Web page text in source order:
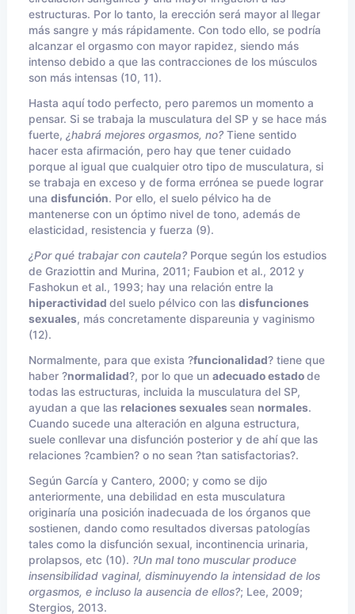
estructuras. Por lo tanto, la erección será mayor al llegar
más sangre y más rápidamente. Con todo ello, se podría
alcanzar el orgasmo con mayor rapidez, siendo más
intenso debido a que las contracciones de los músculos
son más intensas (10, 11).
Hasta aquí todo perfecto, pero paremos un momento a
pensar. Si se trabaja la musculatura del SP y se hace más
fuerte, ¿habrá mejores orgasmos, no? Tiene sentido
hacer esta afirmación, pero hay que tener cuidado
porque al igual que cualquier otro tipo de musculatura, si
se trabaja en exceso y de forma errónea se puede lograr
una disfunción. Por ello, el suelo pélvico ha de
mantenerse con un óptimo nivel de tono, además de
elasticidad, resistencia y fuerza (9).
¿Por qué trabajar con cautela? Porque según los estudios
de Graziottin and Murina, 2011; Faubion et al., 2012 y
Fashokun et al., 1993; hay una relación entre la
hiperactividad del suelo pélvico con las disfunciones
sexuales, más concretamente dispareunia y vaginismo
(12).
Normalmente, para que exista ?funcionalidad? tiene que
haber ?normalidad?, por lo que un adecuado estadode
todas las estructuras, incluida la musculatura del SP,
ayudan a que las relaciones sexuales sean normales.
Cuando sucede una alteración en alguna estructura,
suele conllevar una disfunción posterior y de ahí que las
relaciones ?cambien? o no sean ?tan satisfactorias?.
Según García y Cantero, 2000; y como se dijo
anteriormente, una debilidad en esta musculatura
originaría una posición inadecuada de los órganos que
sostienen, dando como resultados diversas patologías
tales como la disfunción sexual, incontinencia urinaria,
prolapsos, etc (10). ?Un mal tono muscular produce
insensibilidad vaginal, disminuyendo la intensidad de los
orgasmos, e incluso la ausencia de ellos?; Lee, 2009;
Stergios, 2013.